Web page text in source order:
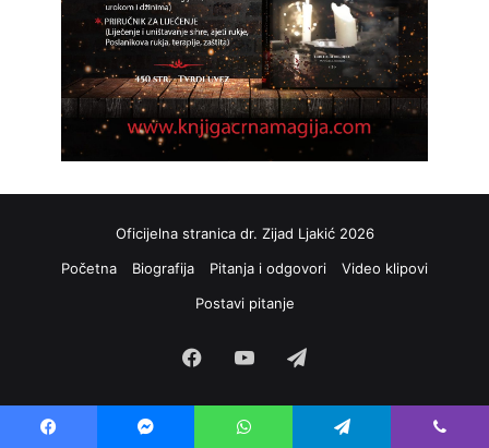
Oficijelna stranica dr. Zijad Ljakić 2026
Početna
Biografija Pitanja i odgovori
Video klipovi
Postavi pitanje
FacebookYouTube